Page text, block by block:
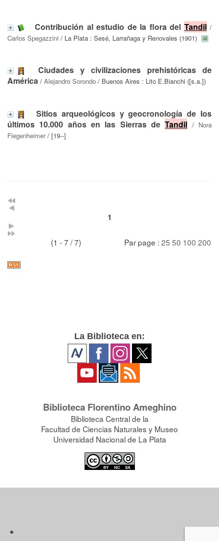
Contribución al estudio de la flora del Tandil/
Carlos Spegazzini / La Plata : Sesé, Larrañaga y Renovales (1901)
Ciudades y civilizaciones prehistóricas de
América / Alejandro Sorondo / Buenos Aires : Lito E.Bianchi ([s.a.])
Sitios arqueológicos y geocronología de los
últimos 10.000 años en las Sierras deTandil / Nora
Flegenheimer/ [19--]
1
(1 - 7 / 7) Par page : 25 50 100 200
La Biblioteca en:
Biblioteca Florentino Ameghino
Biblioteca Central de la
Facultad de Ciencias Naturales y Museo
Universidad Nacional de La Plata